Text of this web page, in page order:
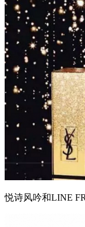
悦诗风吟和LINE